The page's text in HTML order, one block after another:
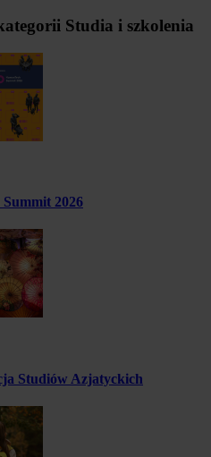
Studia i szkolenia
2026
Studiów Azjatyckich